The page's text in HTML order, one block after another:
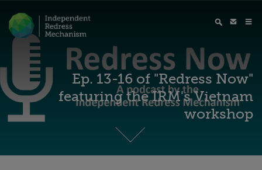
Ep. 13-16 of "Redress Now"
featuring the IRM's Vietnam
workshop